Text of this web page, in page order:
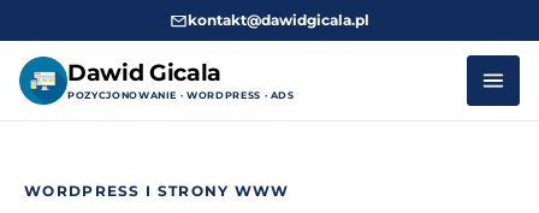
kontakt@dawidgicala.pl
Dawid Gicala
POZYCJONOWANIE · WORDPRESS · ADS
treściWORDPRESS I STRONY WWW